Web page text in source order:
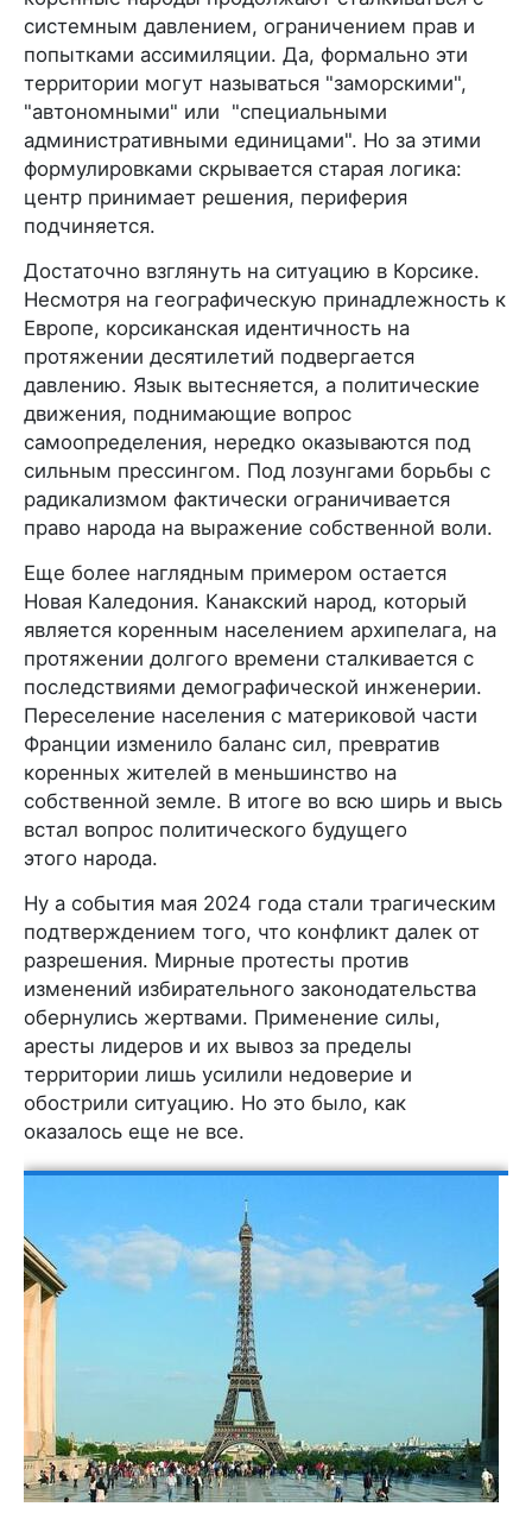
системным давлением, ограничением прав и
попытками ассимиляции. Да, формально эти
территории могут называться "заморскими",
"автономными" или "специальными
административными единицами". Но за этими
формулировками скрывается старая логика:
центр принимает решения, периферия
подчиняется.
Достаточно взглянуть на ситуацию в Корсике.
Несмотря на географическую принадлежность к
Европе, корсиканская идентичность на
протяжении десятилетий подвергается
давлению. Язык вытесняется, а политические
движения, поднимающие вопрос
самоопределения, нередко оказываются под
сильным прессингом. Под лозунгами борьбы с
радикализмом фактически ограничивается
право народа на выражение собственной воли.
Еще более наглядным примером остается
Новая Каледония. Канакский народ, который
является коренным населением архипелага, на
протяжении долгого времени сталкивается с
последствиями демографической инженерии.
Переселение населения с материковой части
Франции изменило баланс сил, превратив
коренных жителей в меньшинство на
собственной земле. В итоге во всю ширь и высь
встал вопрос политического будущего
этого народа.
Ну а события мая 2024 года стали трагическим
подтверждением того, что конфликт далек от
разрешения. Мирные протесты против
изменений избирательного законодательства
обернулись жертвами. Применение силы,
аресты лидеров и их вывоз за пределы
территории лишь усилили недоверие и
обострили ситуацию. Но это было, как
оказалось еще не все.